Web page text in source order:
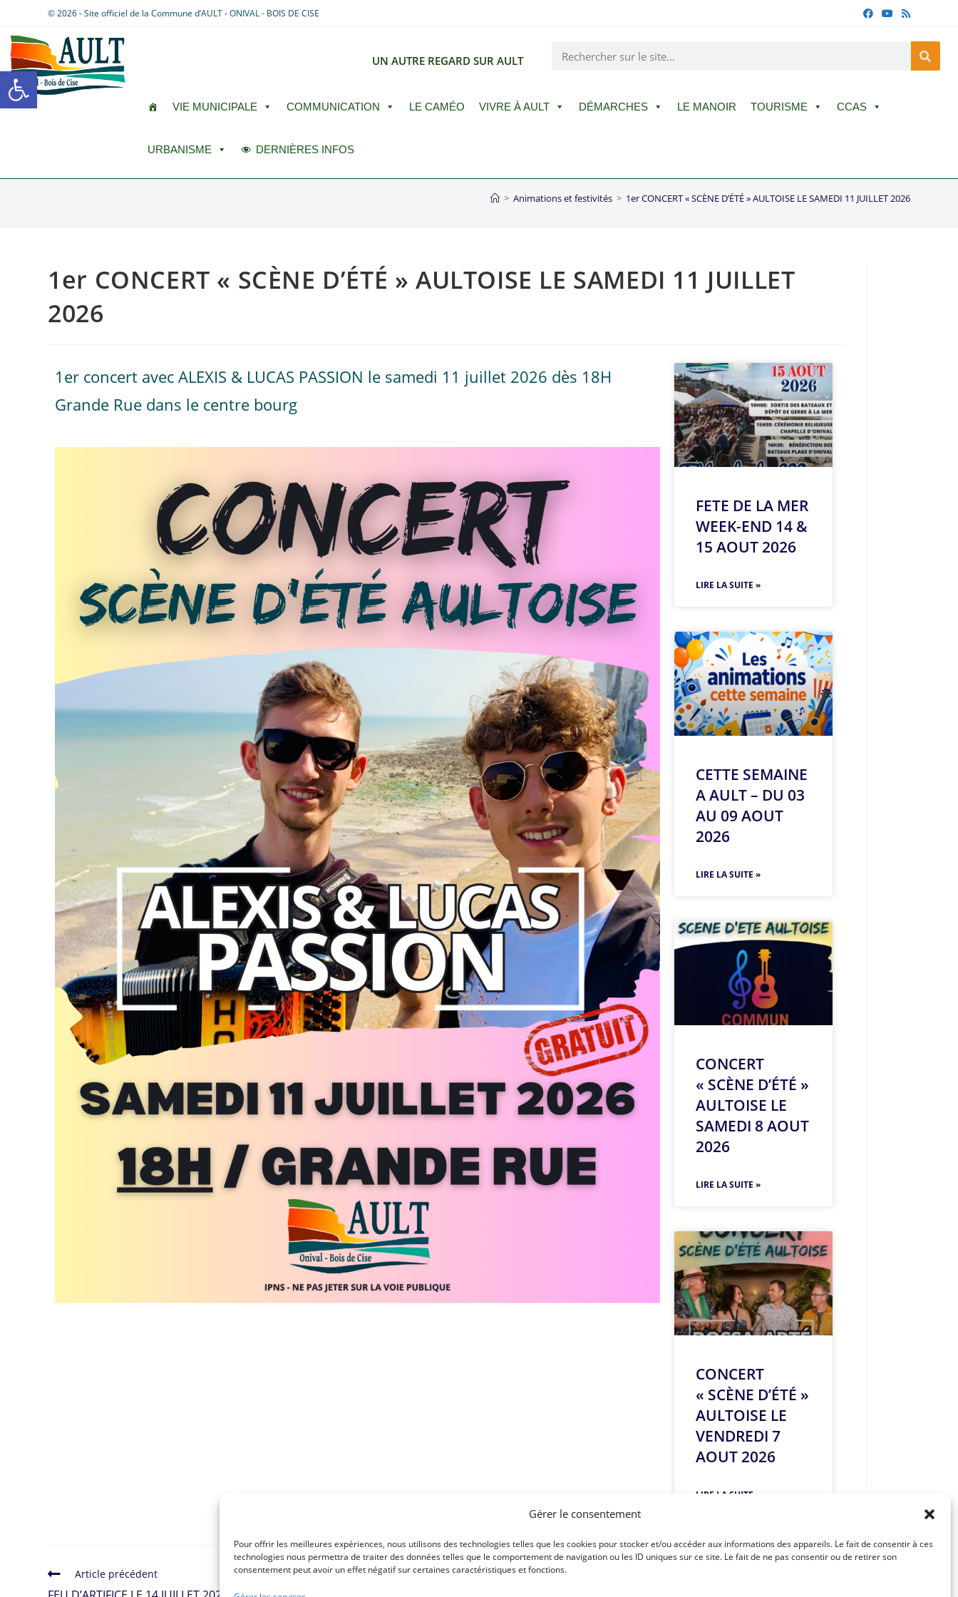
Ouvrir la barre d’outils
Gérer le consentement
Pour offrir les meilleures expériences, nous utilisons des technologies telles que les cookies pour stocker et/ou accéder aux informations des appareils. Le fait de consentir à ces
technologies nous permettra de traiter des données telles que le comportement de navigation ou les ID uniques sur ce site. Le fait de ne pas consentir ou de retirer son
consentement peut avoir un effet négatif sur certaines caractéristiques et fonctions.
© 2026 - Site officiel de la Commune d’AULT - ONIVAL - BOIS DE CISE
UN AUTRE REGARD SUR AULT
VIE MUNICIPALE COMMUNICATION LE CAMÉO VIVRE À AULT DÉMARCHES LE MANOIR TOURISME CCAS
URBANISME DERNIÈRES INFOS
> Animations et festivités > 1er CONCERT « SCÈNE D’ÉTÉ » AULTOISE LE SAMEDI 11 JUILLET 2026
1er CONCERT « SCÈNE D’ÉTÉ » AULTOISE LE SAMEDI 11 JUILLET
2026
1er concert avec ALEXIS & LUCAS PASSION le samedi 11 juillet 2026 dès 18H
Grande Rue dans le centre bourg
FETE DE LA MER
WEEK-END 14 &
15 AOUT 2026
LIRE LA SUITE »
CETTE SEMAINE
A AULT – DU 03
AU 09 AOUT
2026
LIRE LA SUITE »
CONCERT
« SCÈNE D’ÉTÉ »
AULTOISE LE
SAMEDI 8 AOUT
2026
LIRE LA SUITE »
CONCERT
« SCÈNE D’ÉTÉ »
AULTOISE LE
VENDREDI 7
AOUT 2026
LIRE LA SUITE »
Article précédent